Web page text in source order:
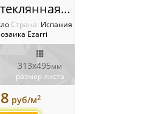
25008-D Стеклянная мозаика Ezarri Mix
Cтрана: Испания
Ezarri
313x495мм
размер листа
руб/м2